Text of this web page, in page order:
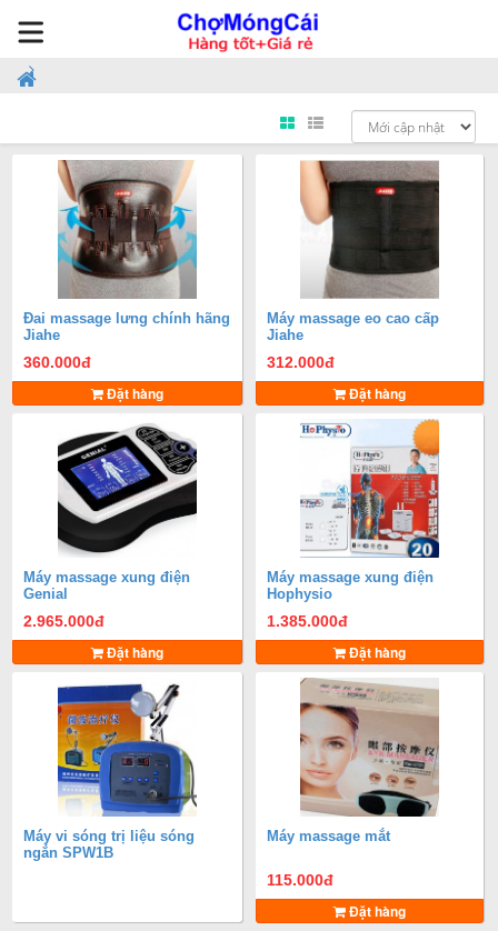
Đai massage lưng chính hãng
Jiahe
360.000đ
Đặt hàng
Máy massage eo cao cấp
Jiahe
312.000đ
Đặt hàng
Máy massage xung điện
Genial
2.965.000đ
Đặt hàng
Máy massage xung điện
Hophysio
1.385.000đ
Đặt hàng
Máy vi sóng trị liệu sóng
ngắn SPW1B
Máy massage mắt
115.000đ
Đặt hàng